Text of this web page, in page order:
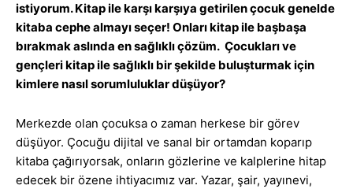
istiyorum. Kitap ile karşı karşıya getirilen çocuk genelde
kitaba cephe almayı seçer! Onları kitap ile başbaşa
bırakmak aslında en sağlıklı çözüm. Çocukları ve
gençleri kitap ile sağlıklı bir şekilde buluşturmak için
kimlere nasıl sorumluluklar düşüyor?
Merkezde olan çocuksa o zaman herkese bir görev
düşüyor. Çocuğu dijital ve sanal bir ortamdan koparıp
kitaba çağırıyorsak, onların gözlerine ve kalplerine hitap
edecek bir özene ihtiyacımız var. Yazar, şair, yayınevi,